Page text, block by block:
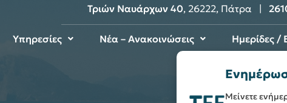
Τριών Ναυάρχων 40, 26222, Πάτρα |
Υπηρεσίες Νέα – Ανακοινώσεις Ημερίδες /
Μείνετε